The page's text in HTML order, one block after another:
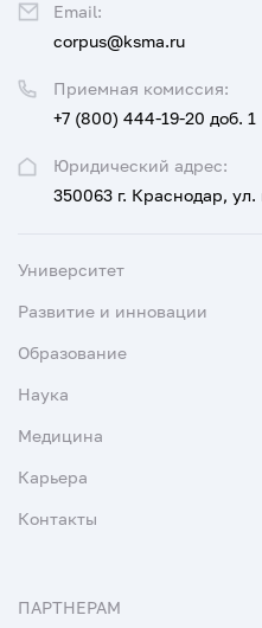
Юридический адрес:
350063 г. Краснодар,
Приемная комиссия:
+7 (800) 444-19-20 доб. 1
Email:
corpus@ksma.ru
Университет
Развитие и инновации
Образование
Наука
Медицина
Карьера
Контакты
ПАРТНЕРАМ